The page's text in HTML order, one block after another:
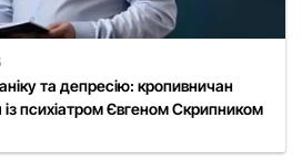
та депресію: кропивничан
психіатром Євгеном Скрипником